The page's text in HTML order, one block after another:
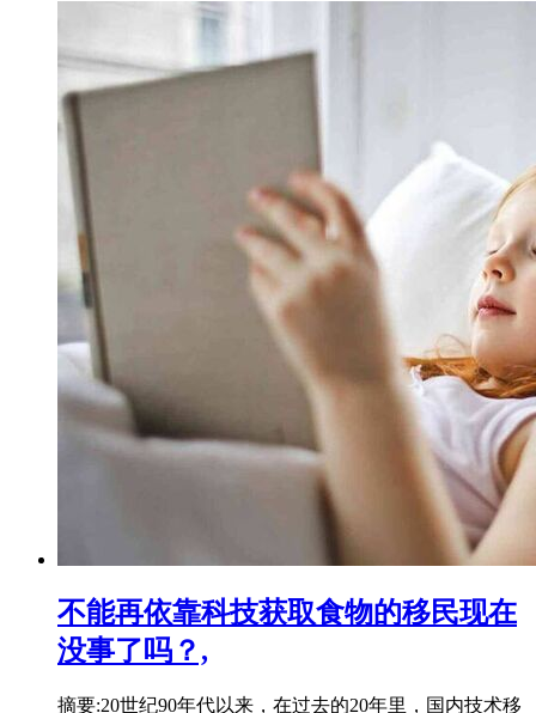
不能再依靠科技获取食物的移民现在
没事了吗？,
摘要:20世纪90年代以来，在过去的20年里，国内技术移